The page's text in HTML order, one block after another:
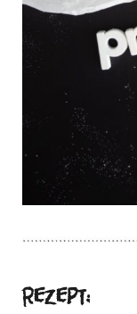
Rezept: